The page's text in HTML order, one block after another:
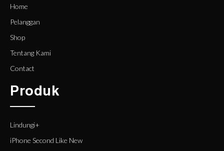
Home
Pelanggan
Shop
Tentang Kami
Contact
Produk
Lindungi+
iPhone Second Like New